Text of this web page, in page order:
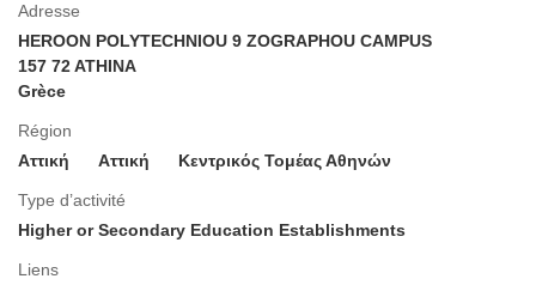
Adresse
HEROON POLYTECHNIOU 9 ZOGRAPHOU CAMPUS
157 72 ATHINA
Grèce
Région
Αττική
Aττική Κεντρικός Τομέας Αθηνών
Type d’activité
Higher or Secondary Education Establishments
Liens